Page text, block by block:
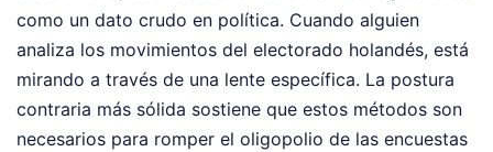
como un dato crudo en política. Cuando alguien
analiza los movimientos del electorado holandés, está
mirando a través de una lente específica. La postura
contraria más sólida sostiene que estos métodos son
necesarios para romper el oligopolio de las encuestas